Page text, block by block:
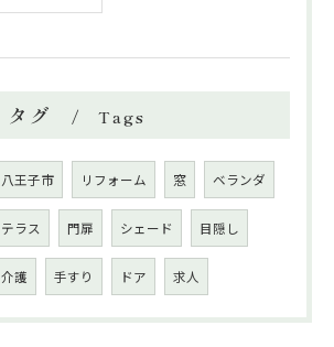
タグ Tags
八王子市 リフォーム 窓 ベランダ
テラス 門扉 シェード 目隠し
介護 手すり ドア 求人